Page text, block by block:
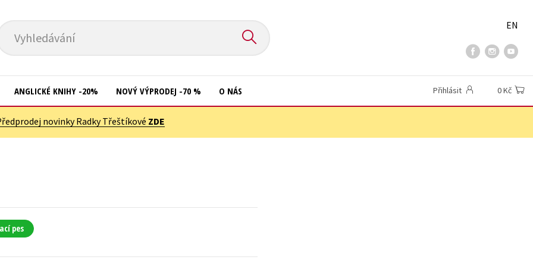
Vyhledávání
EN
ANGLICKÉ KNIHY -20% NOVÝ VÝPRODEJ -70 % O NÁS Přihlásit 0 Kč
novinky Radky Třeštíkové ZDE
pes